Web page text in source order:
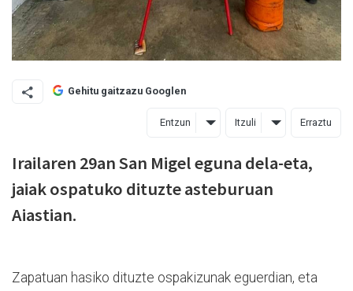
Gehitu gaitzazu Googlen
Entzun Itzuli Erraztu
Irailaren 29an San Migel eguna dela-eta,
jaiak ospatuko dituzte asteburuan
Aiastian.
Zapatuan hasiko dituzte ospakizunak eguerdian, eta